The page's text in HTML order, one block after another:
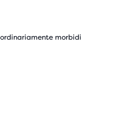
morbidi